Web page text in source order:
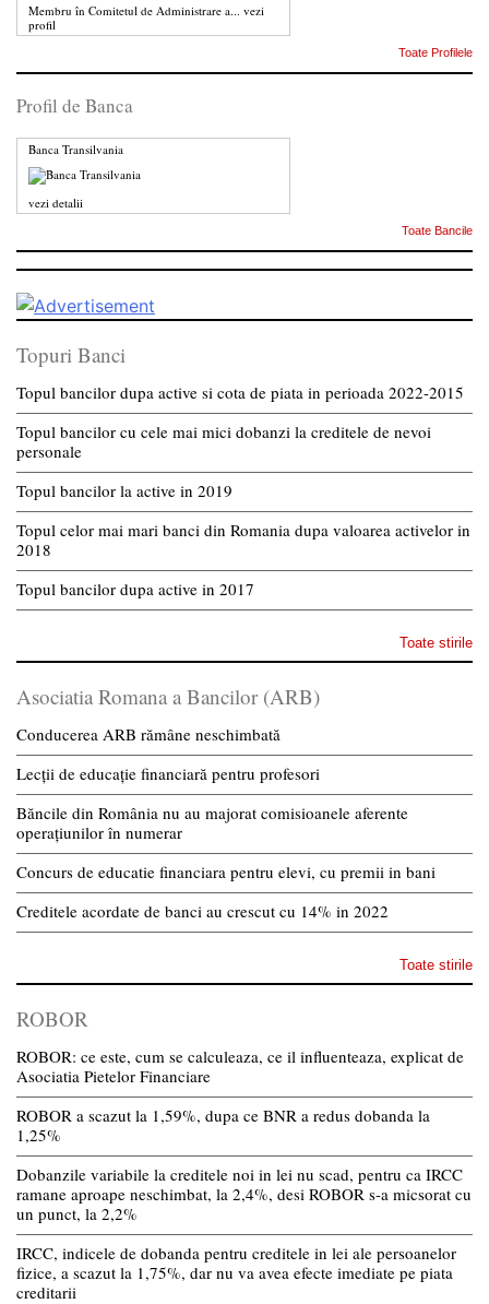
Membru în Comitetul de Administrare a... vezi
profil
Toate Profilele
Profil de Banca
Banca Transilvania
vezi detalii
Toate Bancile
Topuri Banci
Topul bancilor dupa active si cota de piata in perioada 2022-2015
Topul bancilor cu cele mai mici dobanzi la creditele de nevoi
personale
Topul bancilor la active in 2019
Topul celor mai mari banci din Romania dupa valoarea activelor in
2018
Topul bancilor dupa active in 2017
Toate stirile
Asociatia Romana a Bancilor (ARB)
Conducerea ARB rămâne neschimbată
Lecții de educație financiară pentru profesori
Băncile din România nu au majorat comisioanele aferente
operațiunilor în numerar
Concurs de educatie financiara pentru elevi, cu premii in bani
Creditele acordate de banci au crescut cu 14% in 2022
Toate stirile
ROBOR
ROBOR: ce este, cum se calculeaza, ce il influenteaza, explicat de
Asociatia Pietelor Financiare
ROBOR a scazut la 1,59%, dupa ce BNR a redus dobanda la
1,25%
Dobanzile variabile la creditele noi in lei nu scad, pentru ca IRCC
ramane aproape neschimbat, la 2,4%, desi ROBOR s-a micsorat cu
un punct, la 2,2%
IRCC, indicele de dobanda pentru creditele in lei ale persoanelor
fizice, a scazut la 1,75%, dar nu va avea efecte imediate pe piata
creditarii